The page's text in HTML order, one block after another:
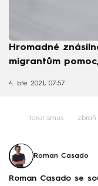
Hromadné
migrantům
4. bře 2021, 07:57
terorismus zbraň
Roman Casado
Roman Casado se